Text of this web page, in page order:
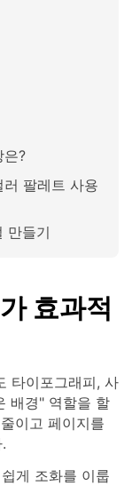
은?
팔레트 사용
만들기
효과적
타이포그래피, 사
배경" 역할을 할
이고 페이지를
게 조화를 이룹